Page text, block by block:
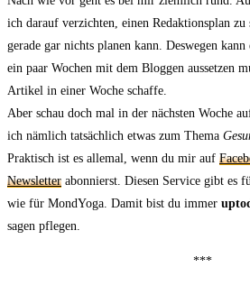
ich darauf verzichten, einen Redaktionsplan
gerade gar nichts planen kann. Deswegen kann
ein paar Wochen mit dem Bloggen aussetzen
Artikel in einer Woche schaffe.
Aber schau doch mal in der nächsten Woche
ich nämlich tatsächlich etwas zum Thema
Praktisch ist es allemal, wenn du mir auf
Newsletter abonnierst. Diesen Service gibt es
wie für MondYoga. Damit bist du immer
sagen pflegen.
***